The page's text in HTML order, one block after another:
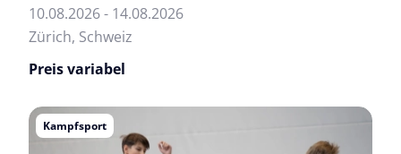
10.08.2026 - 14.08.2026
Zürich, Schweiz
Preis variabel
Kampfsport